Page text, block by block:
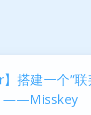
】搭建一个”
——Misskey